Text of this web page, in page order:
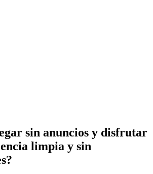
sin anuncios y disfrutar
limpia y sin